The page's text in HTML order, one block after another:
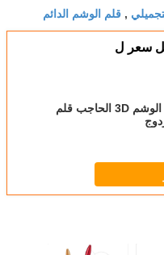
, قلم الوشم الدائم
سعر ل
دليل الوشم قلم الوشم 3D الحاجب قلم